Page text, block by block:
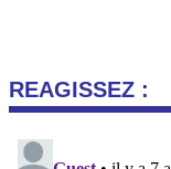
REAGISSEZ :